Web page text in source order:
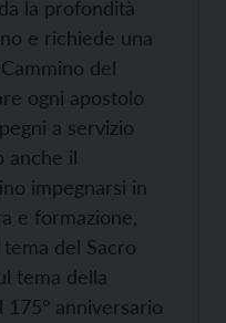
la profondità
e richiede una
del
ogni apostolo
a servizio
anche il
impegnarsi in
e formazione,
del Sacro
tema della
anniversario